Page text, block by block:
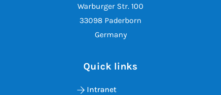
Warburger Str. 100
33098 Paderborn
Germany
Quick links
Intranet